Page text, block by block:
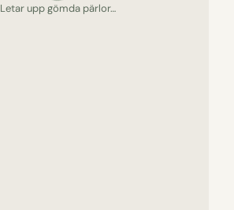
Letar upp gömda pärlor…